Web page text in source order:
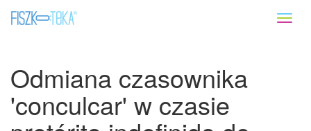
Odmiana czasownika
'conculcar' w czasie